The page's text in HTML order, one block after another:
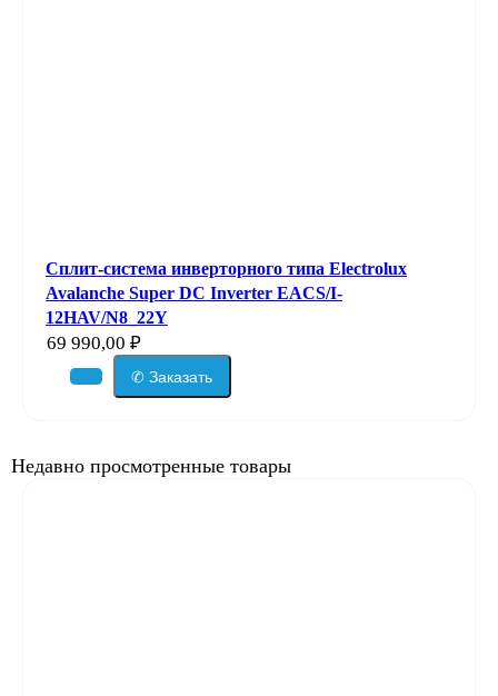
Сплит-система инверторного типа Electrolux
Avalanche Super DC Inverter EACS/I-
12HAV/N8_22Y
69 990,00 ₽
✆ Заказать
Недавно просмотренные товары